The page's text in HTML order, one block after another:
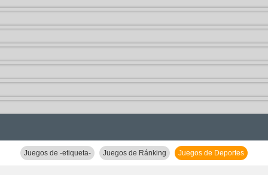
Juegos de -etiqueta- Juegos de Ránking Juegos de Deportes